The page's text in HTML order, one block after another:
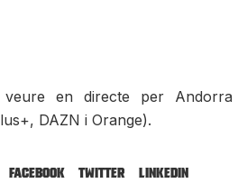
en directe per Andorra
DAZN i Orange).
Facebook Twitter LinkedIn